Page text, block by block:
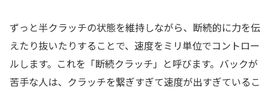
ずっと半クラッチの状態を維持しながら、断続的に力を伝
えたり抜いたりすることで、速度をミリ単位でコントロー
ルします。これを「断続クラッチ」と呼びます。バックが
苦手な人は、クラッチを繋ぎすぎて速度が出すぎているこ